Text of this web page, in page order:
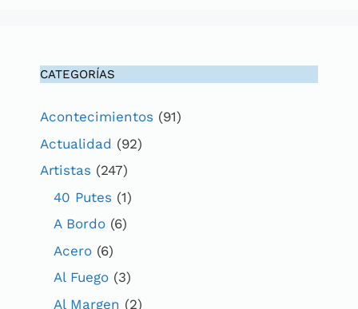
CATEGORÍAS
Acontecimientos (91)
Actualidad (92)
Artistas (247)
40 Putes (1)
A Bordo (6)
Acero (6)
Al Fuego (3)
Al Margen (2)